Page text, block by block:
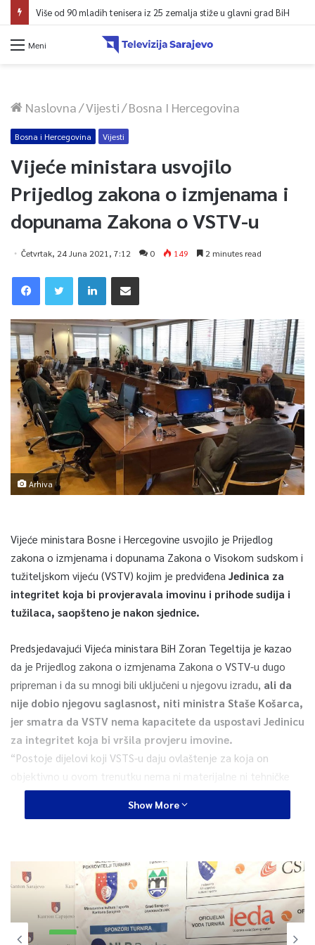
Više od 90 mladih tenisera iz 25 zemalja stiže u glavni grad BiH
Meni
Naslovna/Vijesti/Bosna I Hercegovina
Bosna i Hercegovina Vijesti
Vijeće ministara usvojilo
Prijedlog zakona o izmjenama i
dopunama Zakona o VSTV-u
Četvrtak, 24 Juna 2021, 7:12 0 149 2 minutes read
Arhiva
Vijeće ministara Bosne i Hercegovine usvojilo je Prijedlog
zakona o izmjenama i dopunama Zakona o Visokom sudskom i
tužiteljskom vijeću (VSTV) kojim je predviđena Jedinica za
integritet koja bi provjeravala imovinu i prihode sudija i
tužilaca, saopšteno je nakon sjednice.
Predsjedavajući Vijeća ministara BiH Zoran Tegeltija je kazao
da je Prijedlog zakona o izmjenama Zakona o VSTV-u dugo
pripreman i da su mnogi bili uključeni u njegovu izradu, ali da
nije dobio njegovu saglasnost, niti ministra Staše Košarca,
jer smatra da VSTV nema kapacitete da uspostavi Jedinicu
za integritet koja bi vršila provjeru imovine.
“Postoje dijelovi koji VSTS-u daju ovlaštenje za koja on
objektivno u ovom trenutku nema ni materijalne ni tehničke
kapacitete i teško će ih ikada moći obezbijediti s obzirom da za
te poslove koji se žele dodijeliti VSTS-u postoje specijalizirane
VSTS teško može organizovati te službe”, kazao je Tegeltija.
Vijeće ministara je nakon sjednice saopštilo da je većinom
glasova i uz određene korekcije, na prijedlog Ministarstva
pravde BiH, utvrdilo Prijedlog zakona koji će uputiti
Parlamentarnoj skupštini BiH za razmatranje po skraćenoj
Show More
Sport